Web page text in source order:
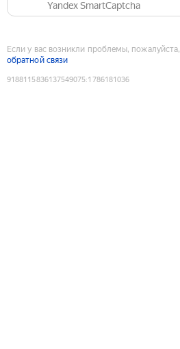
Yandex SmartCaptcha
Если у вас возникли проблемы,
обратной связи
9188115836137549075:1786181036